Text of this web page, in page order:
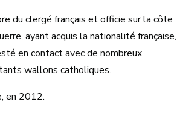
du clergé français et officie sur la côte
ayant acquis la nationalité française,
en contact avec de nombreux
wallons catholiques.
en 2012.